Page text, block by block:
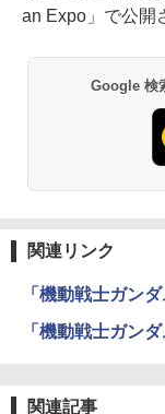
an Expo」で公開
Google 検
関連リンク
「機動戦士ガン
「機動戦士ガン
関連記事